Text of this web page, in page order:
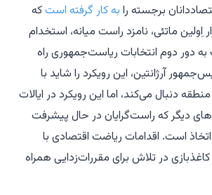
برجسته را به کار گرفته استکه
اِولین ماتئی، نامزد راست میانه، استخدام
دور دوم انتخابات ریاست‌جمهوری راه
آرژانتین، این رویکرد را شاید با
دنبال می‌کند، اما این رویکرد در ایالات
دیگر که راست‌گرایان در حال پیشرفت
است. اقدامات ریاضت اقتصادی با
در تلاش برای مقررات‌زدایی همراه